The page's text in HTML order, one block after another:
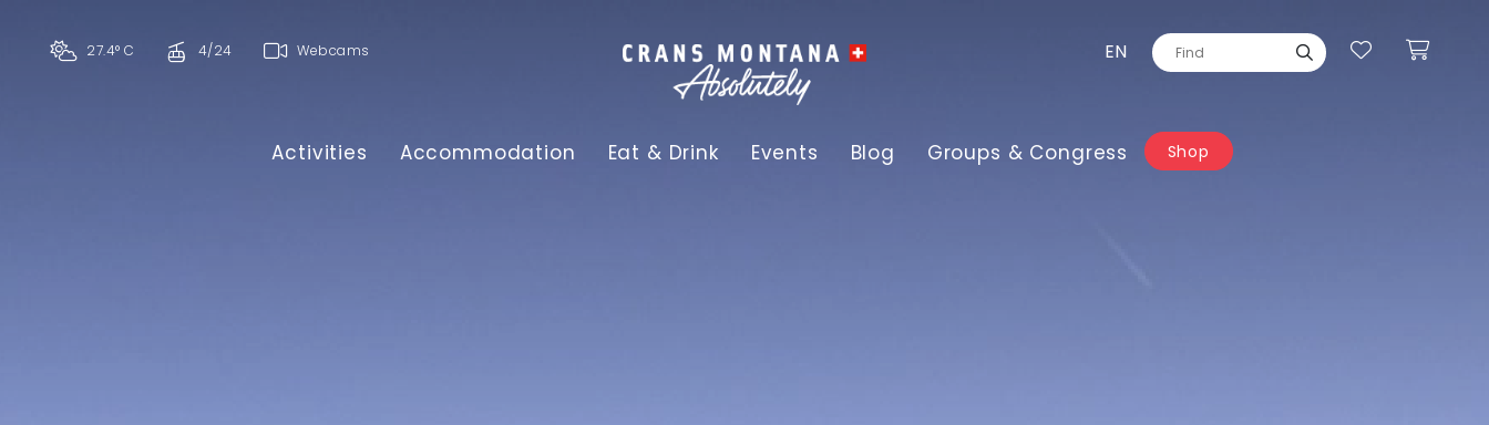
27.4° C 4/24 Webcams EN
Activities Accommodation Eat & Drink Events Blog Groups & Congress Shop